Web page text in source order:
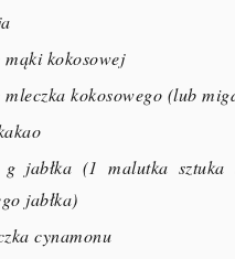
mąki kokosowej
mleczka kokosowego (lub
g jabłka (1 malutka sztuka
jabłka)
cynamonu